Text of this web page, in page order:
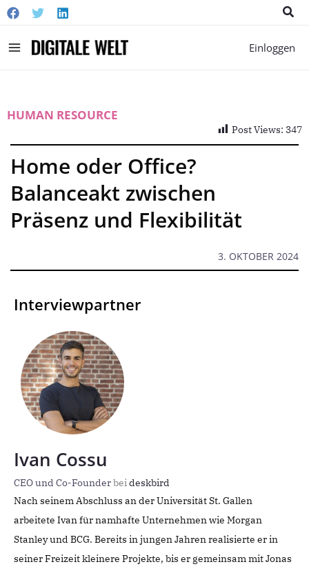
Main
Einloggen
HUMAN RESOURCE
Post Views: 347
Home oder Office?
Balanceakt zwischen
Präsenz und Flexibilität
3. OKTOBER 2024
Interviewpartner
Ivan Cossu
CEO und Co-Founderbeideskbird
Nach seinem Abschluss an der Universität St. Gallen
arbeitete Ivan für namhafte Unternehmen wie Morgan
Stanley und BCG. Bereits in jungen Jahren realisierte er in
seiner Freizeit kleinere Projekte, bis er gemeinsam mit Jonas